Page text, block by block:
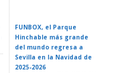
FUNBOX, el Parque
Hinchable más grande
del mundo regresa a
Sevilla en la Navidad de
2025-2026